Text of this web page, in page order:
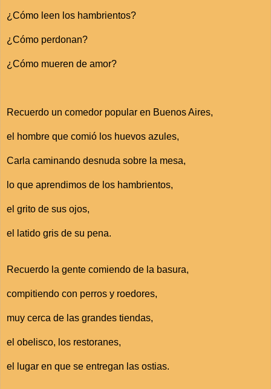
¿Cómo leen los hambrientos?
¿Cómo perdonan?
¿Cómo mueren de amor?
Recuerdo un comedor popular en Buenos Aires,
el hombre que comió los huevos azules,
Carla caminando desnuda sobre la mesa,
lo que aprendimos de los hambrientos,
el grito de sus ojos,
el latido gris de su pena.
Recuerdo la gente comiendo de la basura,
compitiendo con perros y roedores,
muy cerca de las grandes tiendas,
el obelisco, los restoranes,
el lugar en que se entregan las ostias.